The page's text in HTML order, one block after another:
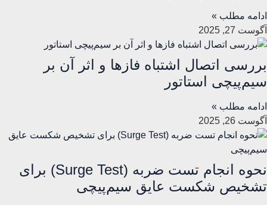
ادامه مطلب »
آگوست 27, 2025
بررسی اتصال اشتباه فازها و اثر آن بر
سیم‌پیچی استاتور
ادامه مطلب »
آگوست 26, 2025
نحوه انجام تست ضربه (Surge Test) برای
تشخیص شکست عایق سیم‌پیچی